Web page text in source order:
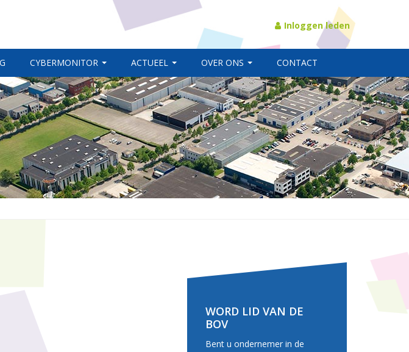
Inloggen leden
CYBERMONITOR ACTUEEL OVER ONS CONTACT
WORD LID VAN DE
BOV
Bent u ondernemer in de